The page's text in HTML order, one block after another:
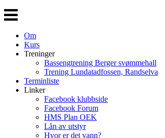
Veksle
navigasjon
Om
Kurs
Treninger
Bassengtrening Berger svømmehall
Trening Lundatadfossen, Randselva
Terminliste
Linker
Facebook klubbside
Facebook Forum
HMS Plan OEK
Lån av utstyr
Hvor er det vann?